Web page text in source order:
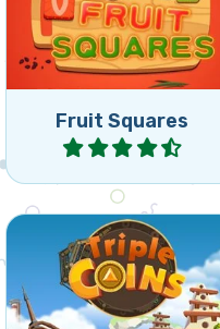
Fruit Squares
Jugar
Combina 3 monedas
iguales girando el tablero.